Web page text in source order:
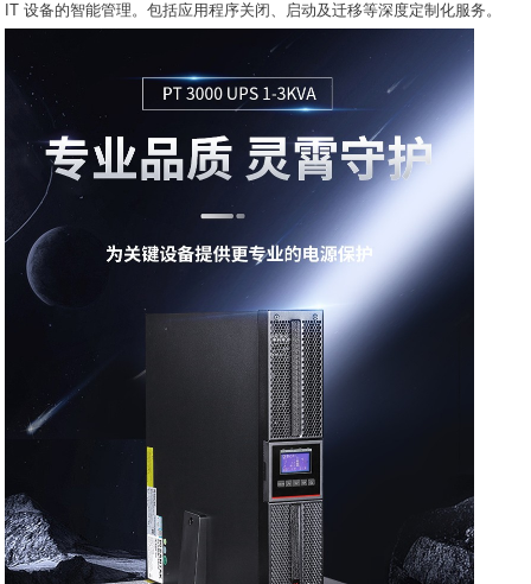
IT 设备的智能管理。包括应用程序关闭、启动及迁移等深度定制化服务。